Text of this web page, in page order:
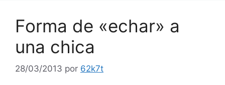
Forma de «echar» a
una chica
28/03/2013 por 62k7t